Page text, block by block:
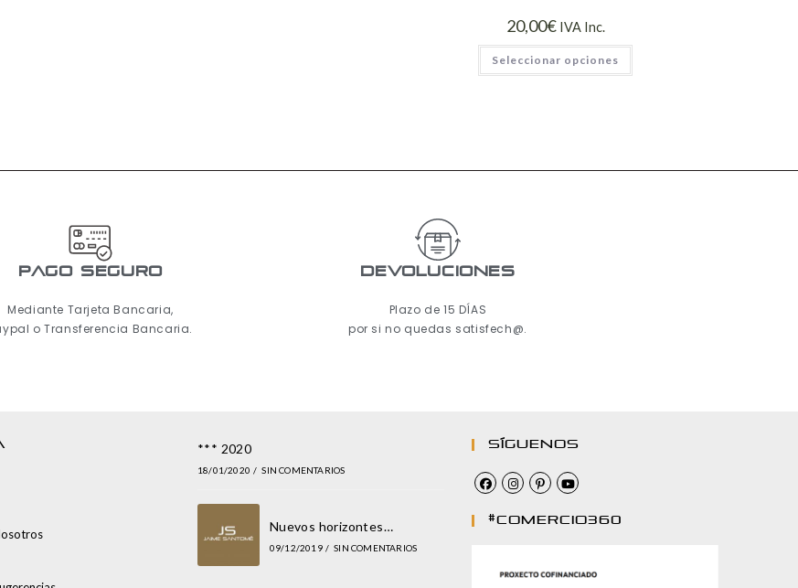
20,00€ IVA Inc.
Seleccionar opciones
pago seguro
Mediante Tarjeta Bancaria,
o Transferencia Bancaria.
Devoluciones
Plazo de 15 DÍAS
por si no quedas satisfech@.
*** 2020
18/01/2020 / SIN COMENTARIOS
Nuevos horizontes…
09/12/2019 / SIN COMENTARIOS
Síguenos
#comercio360